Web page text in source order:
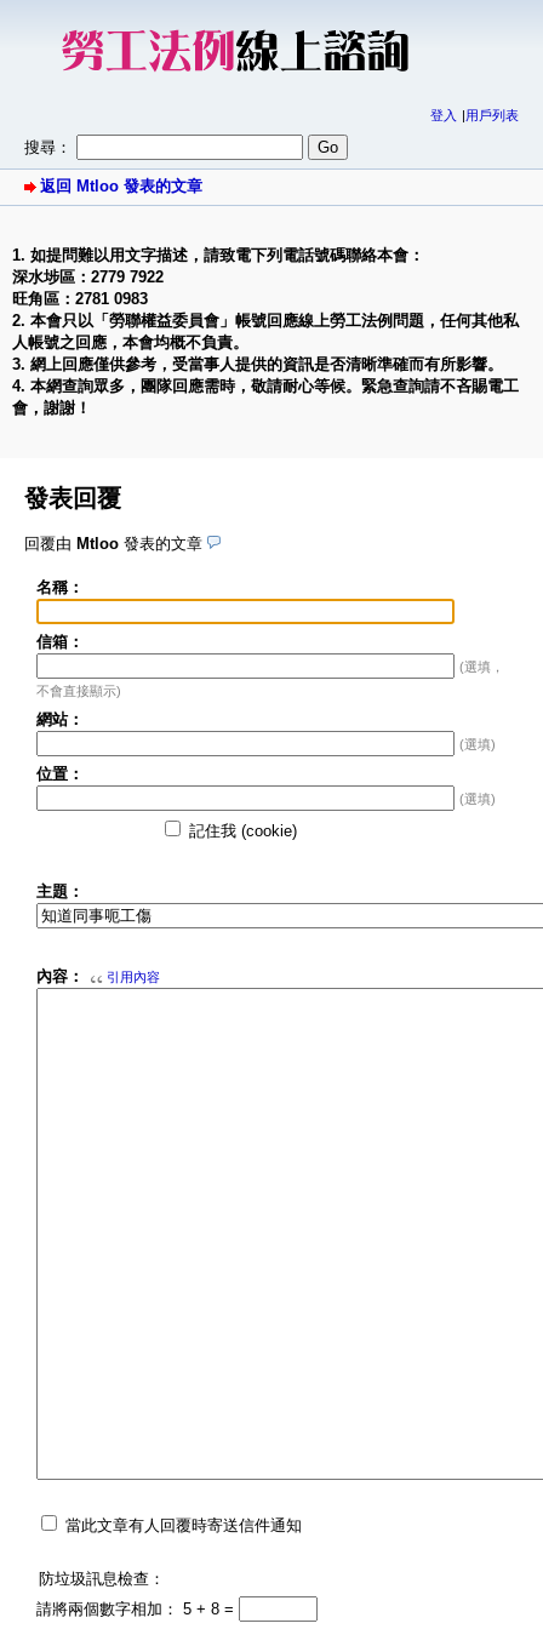
登入 用戶列表
搜尋：
返回 Mtloo 發表的文章
1. 如提問難以用文字描述，請致電下列電話號碼聯絡本會：
深水埗區：2779 7922
旺角區：2781 0983
2. 本會只以「勞聯權益委員會」帳號回應線上勞工法例問題，任何其他私
人帳號之回應，本會均概不負責。
3. 網上回應僅供參考，受當事人提供的資訊是否清晰準確而有所影響。
4. 本網查詢眾多，團隊回應需時，敬請耐心等候。緊急查詢請不吝賜電工
會，謝謝！
發表回覆
回覆由 Mtloo 發表的文章
名稱：
信箱：
(選填，
不會直接顯示)
網站：
(選填)
位置：
(選填)
記住我 (cookie)
主題：
內容： 引用內容
當此文章有人回覆時寄送信件通知
防垃圾訊息檢查：
請將兩個數字相加： 5 + 8 =